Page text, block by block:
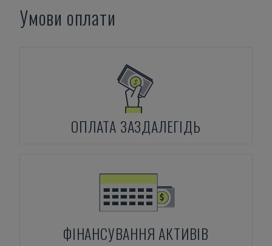
Умови оплати
ОПЛАТА ЗАЗДАЛЕГІДЬ
ФІНАНСУВАННЯ АКТИВІВ